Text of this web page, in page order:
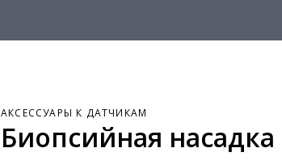
АКСЕССУАРЫ К ДАТЧИКАМ
Биопсийная насадка